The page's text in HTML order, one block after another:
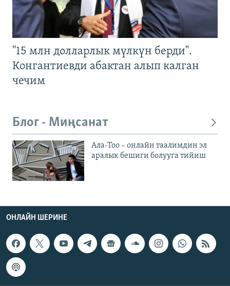
"15 млн долларлык мүлкүн берди".
Конгантиевди абактан алып калган
чечим
Блог - Миңсанат
Ала-Тоо – онлайн таалимдин эл
аралык бешиги болууга тийиш
ОНЛАЙН ШЕРИНЕ